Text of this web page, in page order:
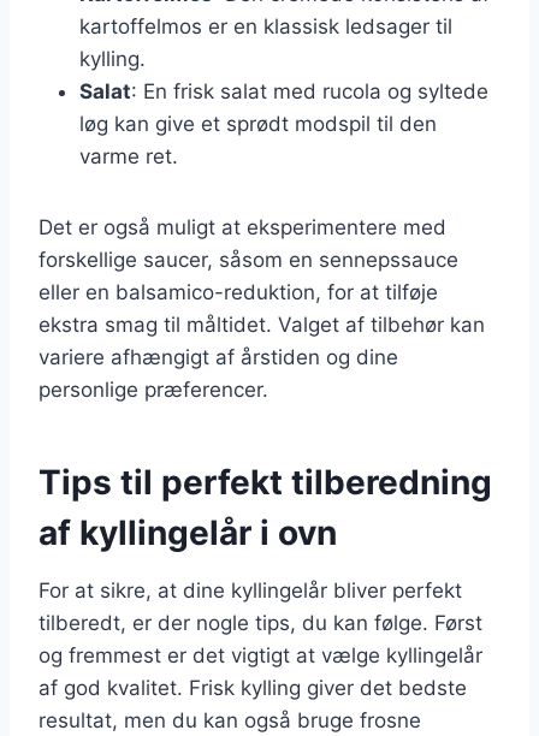
kartoffelmos er en klassisk ledsager til
kylling.
Salat: En frisk salat med rucola og syltede
løg kan give et sprødt modspil til den
varme ret.
Det er også muligt at eksperimentere med
forskellige saucer, såsom en sennepssauce
eller en balsamico-reduktion, for at tilføje
ekstra smag til måltidet. Valget af tilbehør kan
variere afhængigt af årstiden og dine
personlige præferencer.
Tips til perfekt tilberedning
af kyllingelår i ovn
For at sikre, at dine kyllingelår bliver perfekt
tilberedt, er der nogle tips, du kan følge. Først
og fremmest er det vigtigt at vælge kyllingelår
af god kvalitet. Frisk kylling giver det bedste
resultat, men du kan også bruge frosne